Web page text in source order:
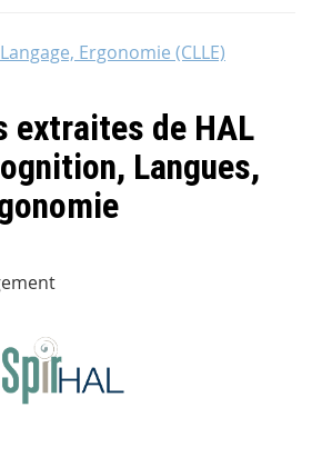
Ergonomie (CLLE)
extraites de HAL
Langues,